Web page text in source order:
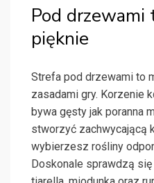
Pod drzewami
pięknie
Strefa pod drzewami to
zasadami gry. Korzenie
bywa gęsty jak poranna
stworzyć zachwycającą
wybierzesz rośliny
Doskonale sprawdzą